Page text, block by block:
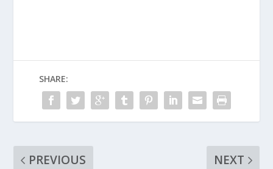
SHARE:
PREVIOUS NEXT